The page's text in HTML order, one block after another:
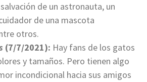
de un astronauta, un
de una mascota
otros.
(7/7/2021): Hay fans de los gatos
y tamaños. Pero tienen algo
incondicional hacia sus amigos